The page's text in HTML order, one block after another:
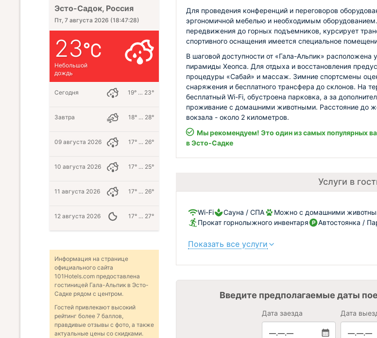
Для проведения конференций и переговоров
эргономичной мебелью и необходимым
передвижения до горных подъемников, курсирует
спортивного оснащения имеется специальное
В шаговой доступности от «Гала-Альпик» расположена
пирамиды Хеопса. Для отдыха и восстановления
процедуры «Сабай» и массаж. Зимние спортсмены
снаряжения и бесплатного трансфера до склонов. На
бесплатный Wi-Fi, обустроена парковка, а за
проживание с домашними животными. Расстояние до
вокзала - около 2 километров.
Мы рекомендуем! Это один из самых популярных
в Эсто-Садке
Услуги в
Wi-Fi Сауна / СПА Можно с домашними
Прокат горнолыжного инвентаря
Автостоянка /
Показать все услуги
Введите предполагаемые даты
Дата заезда
—.—.—
Дата
—.—.—
Эсто-Садок, Россия
Пт, 7 августа 2026 (18:47:29)
23
Небольшой
дождь
Сегодня 19° … 23°
Завтра 18° … 28°
09 августа 2026 17° … 26°
10 августа 2026 17° … 25°
11 августа 2026 17° … 26°
12 августа 2026 17° … 27°
Информация на странице
официального сайта
101Hotels.com предоставлена
гостиницей Гала-Альпик в Эсто-
Садке рядом с центром.
Гостей привлекают высокий
рейтинг более 7 баллов,
правдивые отзывы с фото, а также
актуальные цены со скидками.